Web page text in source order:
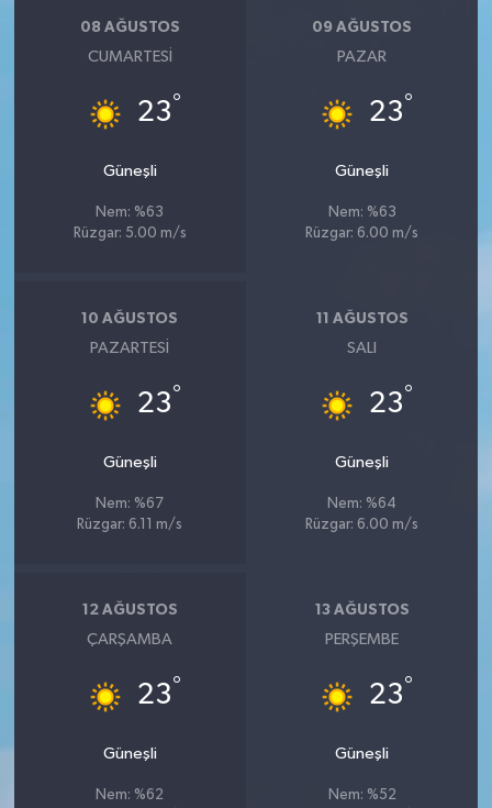
08 AĞUSTOS
CUMARTESI
23°
Güneşli
Nem: %63
Rüzgar: 5.00 m/s
09 AĞUSTOS
PAZAR
23°
Güneşli
Nem: %63
Rüzgar: 6.00 m/s
10 AĞUSTOS
PAZARTESI
23°
Güneşli
Nem: %67
Rüzgar: 6.11 m/s
11 AĞUSTOS
SALI
23°
Güneşli
Nem: %64
Rüzgar: 6.00 m/s
12 AĞUSTOS
ÇARŞAMBA
23°
Güneşli
Nem: %62
13 AĞUSTOS
PERŞEMBE
23°
Güneşli
Nem: %52